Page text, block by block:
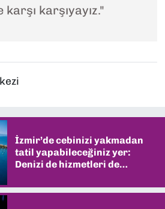
karşıyayız."
İzmir’de cebinizi yakmadan
tatil yapabileceğiniz yer:
Denizi de hizmetleri de